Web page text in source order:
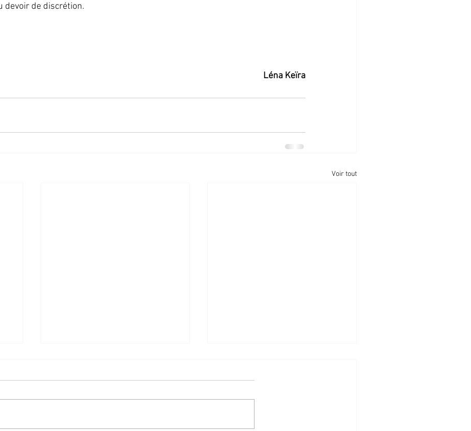
devoir de discrétion.
Léna Keïra
Voir tout